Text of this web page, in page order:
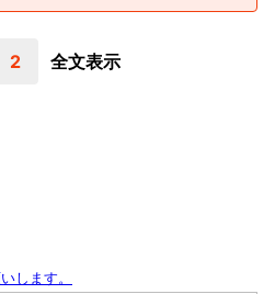
2 全文表示